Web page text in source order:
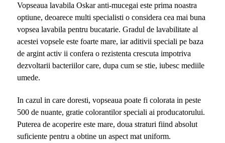
Vopseaua lavabila Oskar anti-mucegai este prima noastra
optiune, deoarece multi specialisti o considera cea mai buna
vopsea lavabila pentru bucatarie. Gradul de lavabilitate al
acestei vopsele este foarte mare, iar aditivii speciali pe baza
de argint activ ii confera o rezistenta crescuta impotriva
dezvoltarii bacteriilor care, dupa cum se stie, iubesc mediile
umede.
In cazul in care doresti, vopseaua poate fi colorata in peste
500 de nuante, gratie colorantilor speciali ai producatorului.
Puterea de acoperire este mare, doua straturi fiind absolut
suficiente pentru a obtine un aspect mat uniform.